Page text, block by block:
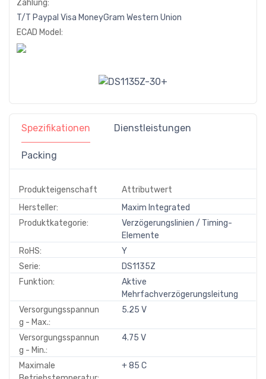
Zahlung:
T/T Paypal Visa MoneyGram Western Union
ECAD Model:
Spezifikationen Dienstleistungen
Packing
Produkteigenschaft
Attributwert
Hersteller:
Maxim Integrated
Produktkategorie:
Verzögerungslinien / Timing-
Elemente
RoHS:
Y
Serie:
DS1135Z
Funktion:
Aktive
Mehrfachverzögerungsleitung
Versorgungsspannun
g - Max.:
5.25 V
Versorgungsspannun
g - Min.:
4.75 V
Maximale
+ 85 C